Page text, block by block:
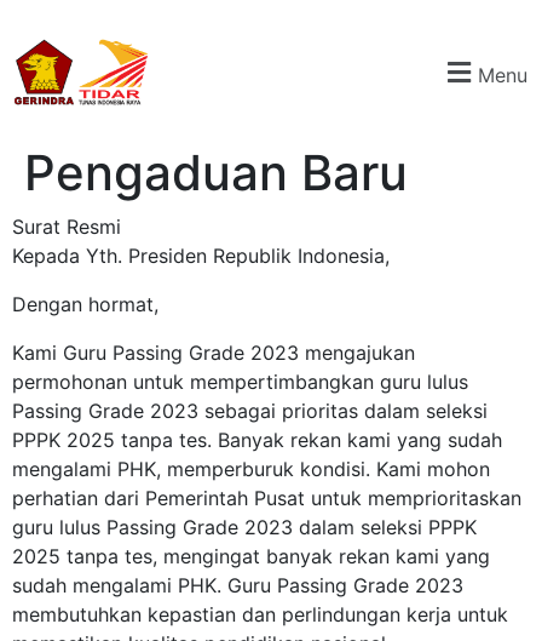
Menu
Pengaduan Baru
Surat Resmi
Kepada Yth. Presiden Republik Indonesia,
Dengan hormat,
Kami Guru Passing Grade 2023 mengajukan
permohonan untuk mempertimbangkan guru lulus
Passing Grade 2023 sebagai prioritas dalam seleksi
PPPK 2025 tanpa tes. Banyak rekan kami yang sudah
mengalami PHK, memperburuk kondisi. Kami mohon
perhatian dari Pemerintah Pusat untuk memprioritaskan
guru lulus Passing Grade 2023 dalam seleksi PPPK
2025 tanpa tes, mengingat banyak rekan kami yang
sudah mengalami PHK. Guru Passing Grade 2023
membutuhkan kepastian dan perlindungan kerja untuk